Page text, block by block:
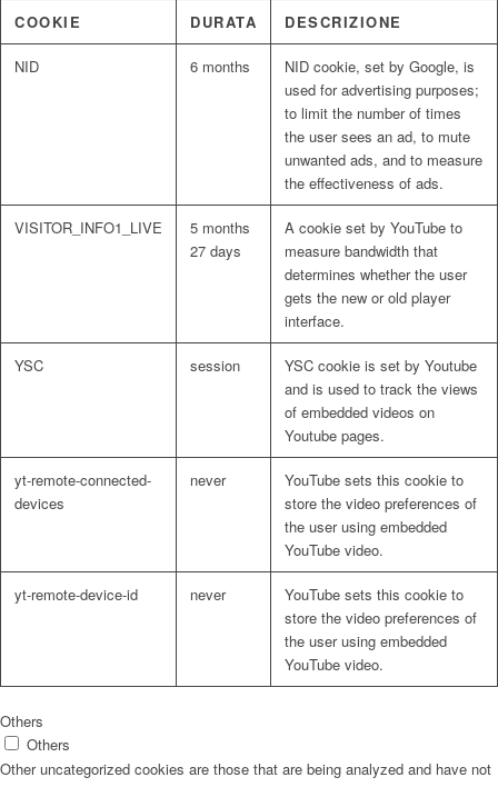
COOKIE
DURATA DESCRIZIONE
NID 6 months
NID cookie, set by Google, is
used for advertising purposes;
to limit the number of times
the user sees an ad, to mute
unwanted ads, and to measure
the effectiveness of ads.
VISITOR_INFO1_LIVE
5 months
27 days
A cookie set by YouTube to
measure bandwidth that
determines whether the user
gets the new or old player
interface.
YSC session
YSC cookie is set by Youtube
and is used to track the views
of embedded videos on
Youtube pages.
yt-remote-connected-
devices
never
YouTube sets this cookie to
store the video preferences of
the user using embedded
YouTube video.
yt-remote-device-id never
YouTube sets this cookie to
store the video preferences of
the user using embedded
YouTube video.
Others
Others
Other uncategorized cookies are those that are being analyzed and have not